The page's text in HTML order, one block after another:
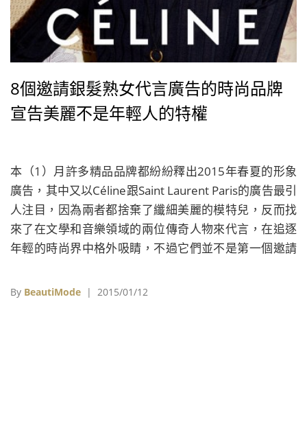
8個邀請銀髮熟女代言廣告的時尚品牌
宣告美麗不是年輕人的特權
本（1）月許多精品品牌都紛紛釋出2015年春夏的形象
廣告，其中又以Céline跟Saint Laurent Paris的廣告最引
人注目，因為兩者都捨棄了纖細美麗的模特兒，反而找
來了在文學和音樂領域的兩位傳奇人物來代言，在追逐
年輕的時尚界中格外吸睛，不過它們並不是第一個邀請
介紹8組邀請銀髮熟女代言廣告的時尚品牌，一舉顛覆你
By BeautiMode | 2015/01/12